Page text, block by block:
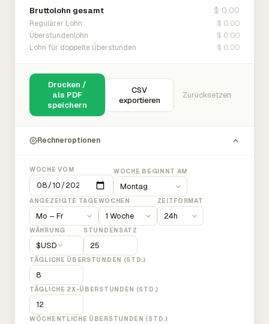
Bruttolohn gesamt $ 0.00
Regulärer Lohn $ 0.00
Überstundenlohn $ 0.00
Lohn für doppelte Überstunden $ 0.00
Drucken /
als PDF
speichern
CSV
exportieren
Zurücksetzen
Rechneroptionen
WOCHE VOM WOCHE BEGINNT AM
ANGEZEIGTE TAGEWOCHEN ZEITFORMAT
WÄHRUNG
$USD
STUNDENSATZ
TÄGLICHE ÜBERSTUNDEN (STD.)
TÄGLICHE 2X-ÜBERSTUNDEN (STD.)
WÖCHENTLICHE ÜBERSTUNDEN (STD.)